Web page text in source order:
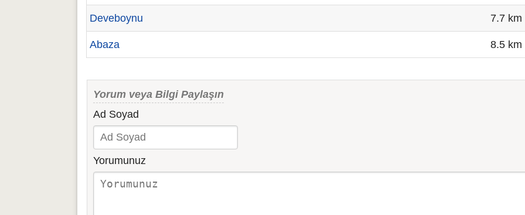
Deveboynu 7.7 km
Abaza 8.5 km
Yorum veya Bilgi Paylaşın
Ad Soyad
Yorumunuz